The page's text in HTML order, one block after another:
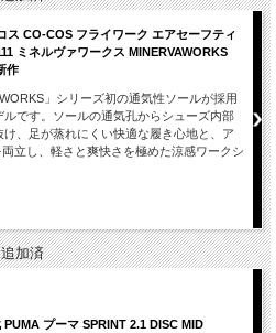
ス CO-COS フライワーク エアセーフティ
ミネルヴァワークス MINERVAWORKS
作
WORKS」シリーズ初の通気性ソールが採用
ルです。ソールの通気孔からシューズ内部
け、足が蒸れにくい快適な履き心地と、ア
立し、軽さと爽快さを極めた涼感ワークシ
加済
プーマ SPRINT 2.1 DISC MID